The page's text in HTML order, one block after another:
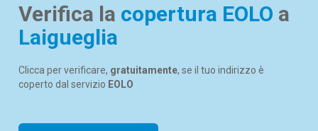
Verifica la copertura EOLO a
Laigueglia
Clicca per verificare, gratuitamente, se il tuo indirizzo è
coperto dal servizio EOLO